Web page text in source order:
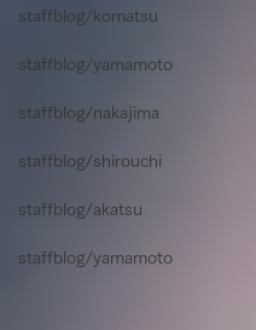
staffblog/komatsu
staffblog/yamamoto
staffblog/nakajima
staffblog/shirouchi
staffblog/akatsu
staffblog/yamamoto